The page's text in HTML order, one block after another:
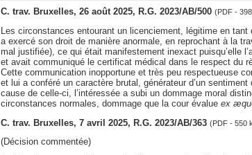
C. trav. Bruxelles, 26 août 2025, R.G. 2023/AB/500 (PDF -
Les circonstances entourant un licenciement, légitime en
a exercé son droit de manière anormale, en reprochant à la
mal justifiée), ce qui était manifestement inexact puisqu’elle
et avait communiqué le certificat médical dans le respect du
Cette communication inopportune et très peu respectueuse
et lui a conféré un caractère brutal, générateur d’un
cause de celle-ci, l’intéressée a subi un dommage moral
circonstances normales, dommage que la cour évalue ex
C. trav. Bruxelles, 7 avril 2025, R.G. 2023/AB/363 (PDF - 550
(Décision commentée)